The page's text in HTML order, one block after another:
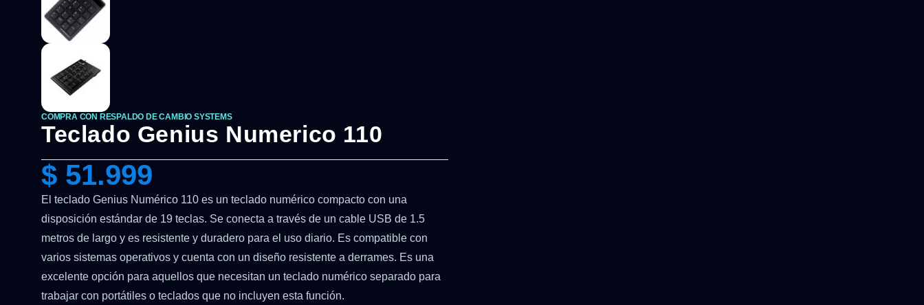
COMPRA CON RESPALDO DE CAMBIO SYSTEMS
Teclado Genius Numerico 110
$ 51.999
El teclado Genius Numérico 110 es un teclado numérico compacto con una
disposición estándar de 19 teclas. Se conecta a través de un cable USB de 1.5
metros de largo y es resistente y duradero para el uso diario. Es compatible con
varios sistemas operativos y cuenta con un diseño resistente a derrames. Es una
excelente opción para aquellos que necesitan un teclado numérico separado para
trabajar con portátiles o teclados que no incluyen esta función.